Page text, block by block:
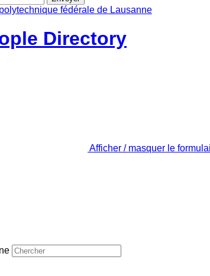
Directory
Afficher / masquer le